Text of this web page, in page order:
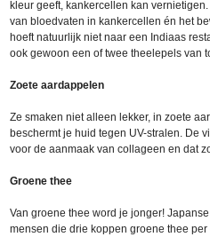
kleur geeft, kankercellen kan
van bloedvaten in kankercellen én het
hoeft natuurlijk niet naar een Indiaas
ook gewoon een of twee theelepels van
Zoete aardappelen
Ze smaken niet alleen lekker, in zoete
beschermt je huid tegen UV-stralen. De
voor de aanmaak van collageen en dat
Groene thee
Van groene thee word je jonger!
mensen die drie koppen groene thee